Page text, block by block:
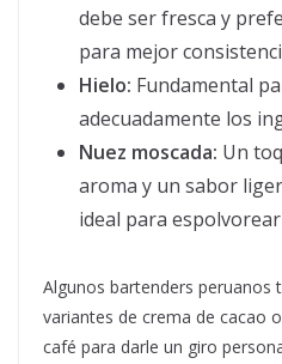
debe ser fresca y
para mejor
Hielo: Fundamental
adecuadamente los
Nuez moscada: Un
aroma y un sabor
ideal para
Algunos bartenders peruanos
variantes de crema de cacao
café para darle un giro